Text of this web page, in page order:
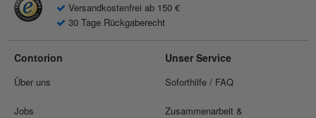
Versandkostenfrei ab 150 €
30 Tage Rückgaberecht
Contorion
Über uns
Jobs
Unser Service
Soforthilfe / FAQ
Zusammenarbeit &